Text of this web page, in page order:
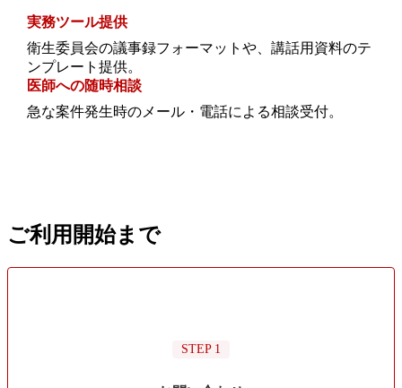
実務ツール提供
衛生委員会の議事録フォーマットや、講話用資料のテ
ンプレート提供。
医師への随時相談
急な案件発生時のメール・電話による相談受付。
ご利用開始まで
STEP 1